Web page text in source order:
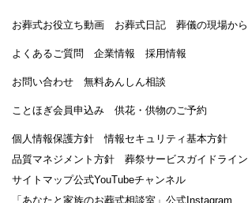
お葬式お役立ち動画 お葬式日記 葬儀の現場から
よくあるご質問 企業情報 採用情報
お問い合わせ 無料あんしん相談
ことほぎ会員申込み 供花・供物のご予約
個人情報保護方針
情報セキュリティ基本方針
品質マネジメント方針
葬祭サービスガイドライン
サイトマップ公式YouTubeチャンネル
「あなたと家族のお葬式相談室」 公式Instagram